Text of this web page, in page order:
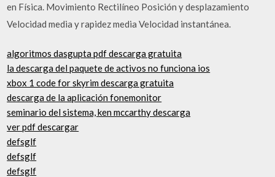
en Física. Movimiento Rectilíneo Posición y desplazamiento
Velocidad media y rapidez media Velocidad instantánea.
algoritmos dasgupta pdf descarga gratuita
la descarga del paquete de activos no funciona ios
xbox 1 code for skyrim descarga gratuita
descarga de la aplicación fonemonitor
seminario del sistema, ken mccarthy descarga
ver pdf descargar
defsglf
defsglf
defsglf